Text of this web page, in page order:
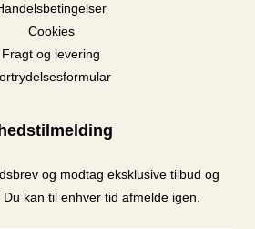
Cookies
Fragt og levering
og modtag eksklusive tilbud og
kan til enhver tid afmelde igen.